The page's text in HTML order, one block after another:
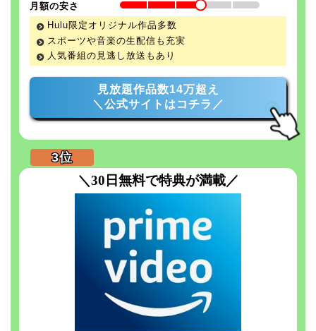
月額の安さ
Hulu限定オリジナル作品多数
スポーツや音楽の生配信も充実
人気番組の見逃し放送もあり
見放題作品数14万超え
＼公式サイトはコチラ／
＼30日無料で特典が満載／